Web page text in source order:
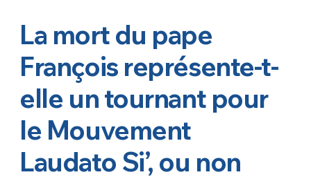
La mort du pape
François représente-t-
elle un tournant pour
le Mouvement
Laudato Si’, ou non